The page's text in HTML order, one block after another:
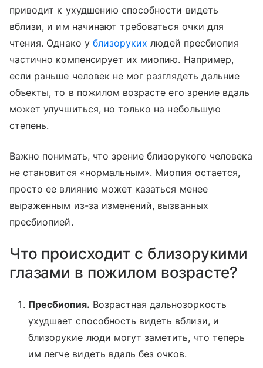
приводит к ухудшению способности видеть
вблизи, и им начинают требоваться очки для
чтения. Однако у близоруких людей пресбиопия
частично компенсирует их миопию. Например,
если раньше человек не мог разглядеть дальние
объекты, то в пожилом возрасте его зрение вдаль
может улучшиться, но только на небольшую
степень.
Важно понимать, что зрение близорукого человека
не становится «нормальным». Миопия остается,
просто ее влияние может казаться менее
выраженным из-за изменений, вызванных
пресбиопией.
Что происходит с близорукими
глазами в пожилом возрасте?
Пресбиопия. Возрастная дальнозоркость
ухудшает способность видеть вблизи, и
близорукие люди могут заметить, что теперь
им легче видеть вдаль без очков.